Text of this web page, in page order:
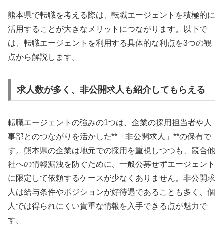
熊本県で転職を考える際は、転職エージェントを積極的に
活用することが大きなメリットにつながります。以下で
は、転職エージェントを利用する具体的な利点を3つの観
点から解説します。
求人数が多く、非公開求人も紹介してもらえる
転職エージェントの強みの1つは、企業の採用担当者や人
事部とのつながりを活かした**「非公開求人」**の保有で
す。熊本県の企業は地元での採用を重視しつつも、競合他
社への情報漏洩を防ぐために、一般公募せずエージェント
に限定して依頼するケースが少なくありません。非公開求
人は給与条件やポジションが好待遇であることも多く、個
人では得られにくい貴重な情報を入手できる点が魅力で
す。